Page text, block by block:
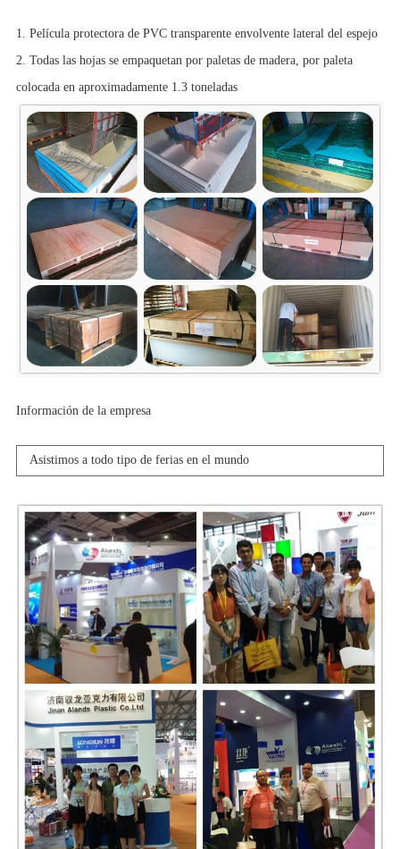
1. Película protectora de PVC transparente envolvente lateral del espejo
2. Todas las hojas se empaquetan por paletas de madera, por paleta
colocada en aproximadamente 1.3 toneladas
Información de la empresa
Asistimos a todo tipo de ferias en el mundo